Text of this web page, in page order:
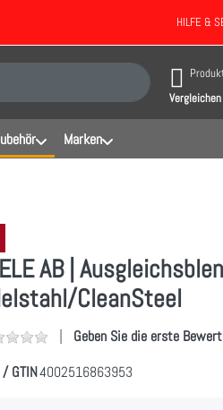
HILFE &
erste Ergebnisse. Drücken Sie die
Vergleichen
Marken
AB |
CleanSteel
Geben Sie die erste
/ GTIN4002516863953